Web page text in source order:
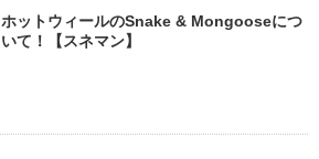
ホットウィールのSnake & Mongooseにつ
いて！【スネマン】